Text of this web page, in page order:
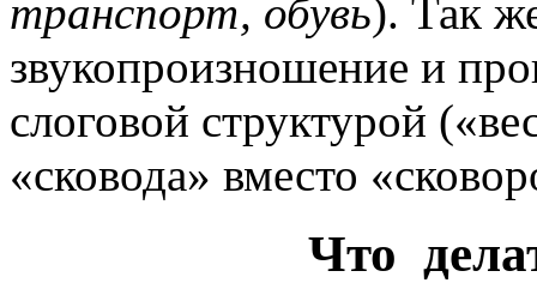
транспорт, обувь). Так
звукопроизношение и
слоговой структурой (
«сковода» вместо
Что